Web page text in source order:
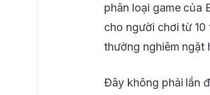
phân loại game của
cho người chơi từ
thường nghiêm ngặt
Đây không phải lần